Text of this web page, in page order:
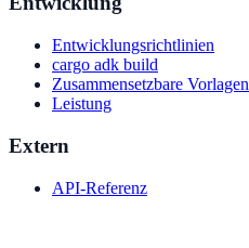
Entwicklungsrichtlinien
cargo adk build
Zusammensetzbare Vorlagen
Leistung
Extern
API-Referenz